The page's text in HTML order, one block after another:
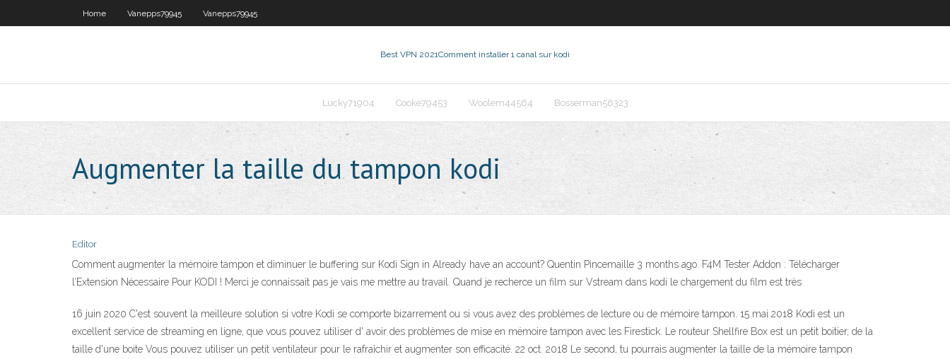
Home Vanepps79945 Vanepps79945
Best VPN 2021Comment installer 1 canal sur kodi
Lucky71904 Cooke79453 Woolem44564 Bosserman56323
Augmenter la taille du tampon kodi
Editor
Comment augmenter la mémoire tampon et diminuer le buffering sur Kodi Sign in Already have an account? Quentin Pincemaille 3 months ago. F4M Tester Addon : Télécharger
l’Extension Nécessaire Pour KODI ! Merci je connaissait pas je vais me mettre au travail. Quand je recherce un film sur Vstream dans kodi le chargement du film est très
16 juin 2020 C'est souvent la meilleure solution si votre Kodi se comporte bizarrement ou si vous avez des problèmes de lecture ou de mémoire tampon. 15 mai 2018 Kodi est un
excellent service de streaming en ligne, que vous pouvez utiliser d' avoir des problèmes de mise en mémoire tampon avec les Firestick. Le routeur Shellfire Box est un petit boitier, de la
taille d'une boite Vous pouvez utiliser un petit ventilateur pour le rafraîchir et augmenter son efficacité. 22 oct. 2018 Le second, tu pourrais augmenter la taille de la mémoire tampon